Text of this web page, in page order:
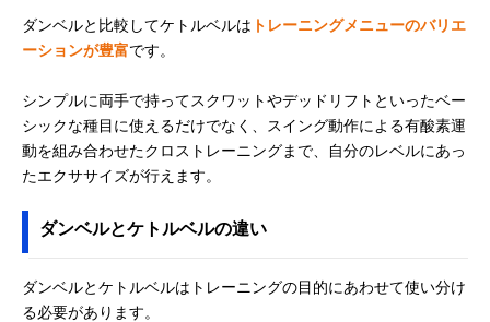
Amazonで見る
ニシ・スポーツ
ベル
握りやすいワイド
4/8/12/16kg
Amazonで見る
伊藤鉉鋳工所 ハー
ドスタイルケトル
ベル
れた国産ケトルベ
ル
6.24/20/20.2/
4.24/24.32/28/
32.32/36/40/44/
ーツ ファイティン
グロード 可変式ケ
Amazonで見る
Meister ケトルベ
砂を詰めればどこ
4.5/6.8/9.0kg
ダンベルと比較してケトルベルは トレーニングメニューのバリエ
ーションが豊富です。
シンプルに両手で持ってスクワットやデッドリフトといったベー
シックな種目に使えるだけでなく、スイング動作による有酸素運
動を組み合わせたクロストレーニングまで、自分のレベルにあっ
たエクササイズが行えます。
ダンベルとケトルベルの違い
ダンベルとケトルベルはトレーニングの目的にあわせて使い分け
る必要があります。